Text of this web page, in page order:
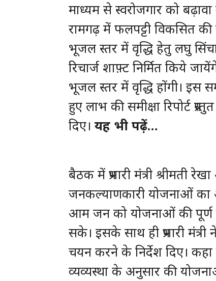
माध्यम से स्वरोजगार को
रामगढ़ में फलपट्टी विकसित
भूजल स्तर में वृद्धि हेतु लघु
रिचार्ज शाफ़्ट निर्मित किये
भूजल स्तर में वृद्धि होंगी। इस
हुए लाभ की समीक्षा रिपोर्ट
दिए। यह भी पढ़ें…
बैठक में प्रभारी मंत्री श्रीमती
जनकल्याणकारी योजनाओं का
आम जन को योजनाओं की पूर्ण
सके। इसके साथ ही प्रभारी
चयन करने के निर्देश दिए। कहा
व्यव्यस्था के अनुसार की